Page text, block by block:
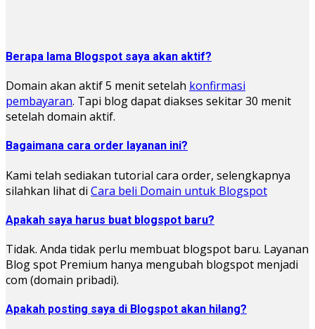
Berapa lama Blogspot saya akan aktif?
Domain akan aktif 5 menit setelah konfirmasi
pembayaran. Tapi blog dapat diakses sekitar 30 menit
setelah domain aktif.
Bagaimana cara order layanan ini?
Kami telah sediakan tutorial cara order, selengkapnya
silahkan lihat di Cara beli Domain untuk Blogspot
Apakah saya harus buat blogspot baru?
Tidak. Anda tidak perlu membuat blogspot baru. Layanan
Blog spot Premium hanya mengubah blogspot menjadi
com (domain pribadi).
Apakah posting saya di Blogspot akan hilang?